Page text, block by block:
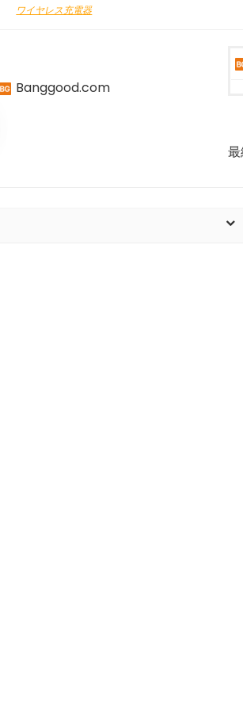
ワイヤレス充電器
banggood.com